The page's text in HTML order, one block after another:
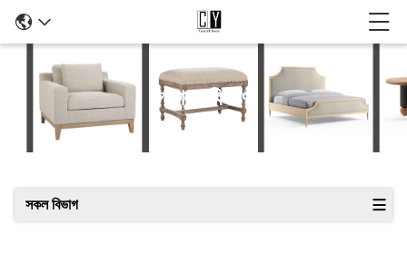
পণ্যের বিবরণ
সকল বিভাগ